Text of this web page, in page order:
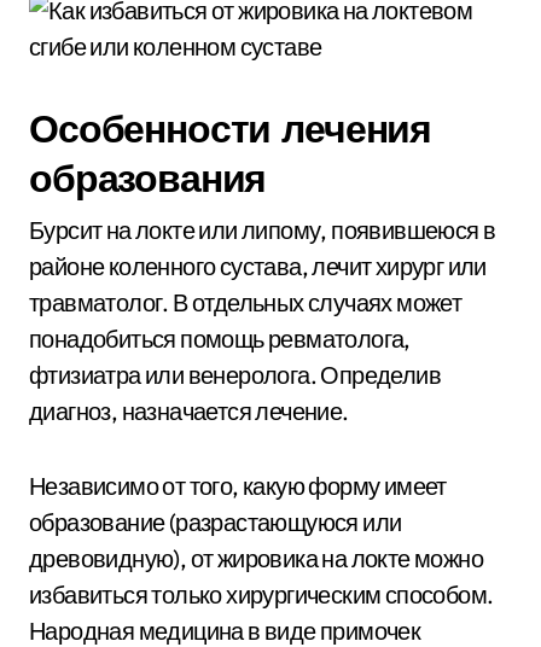
Особенности лечения
образования
Бурсит на локте или липому, появившеюся в
районе коленного сустава, лечит хирург или
травматолог. В отдельных случаях может
понадобиться помощь ревматолога,
фтизиатра или венеролога. Определив
диагноз, назначается лечение.
Независимо от того, какую форму имеет
образование (разрастающуюся или
древовидную), от жировика на локте можно
избавиться только хирургическим способом.
Народная медицина в виде примочек